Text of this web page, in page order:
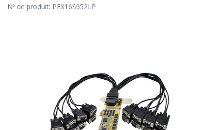
Nº de produit: PEX16S952LP